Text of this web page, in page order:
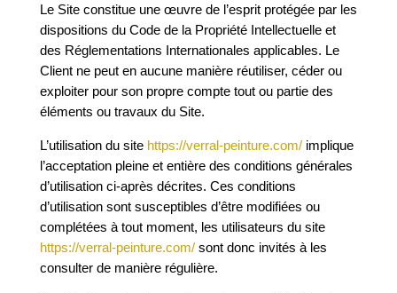
Le Site constitue une œuvre de l’esprit protégée par les
dispositions du Code de la Propriété Intellectuelle et
des Réglementations Internationales applicables. Le
Client ne peut en aucune manière réutiliser, céder ou
exploiter pour son propre compte tout ou partie des
éléments ou travaux du Site.
L’utilisation du site https://verral-peinture.com/ implique
l’acceptation pleine et entière des conditions générales
d’utilisation ci-après décrites. Ces conditions
d’utilisation sont susceptibles d’être modifiées ou
complétées à tout moment, les utilisateurs du site
https://verral-peinture.com/sont donc invités à les
consulter de manière régulière.